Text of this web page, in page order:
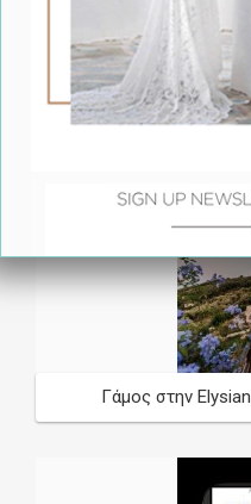
Olon Catering - Όταν ο
Γάμος στην